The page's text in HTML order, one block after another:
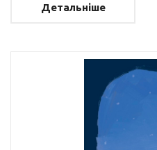
Детальніше